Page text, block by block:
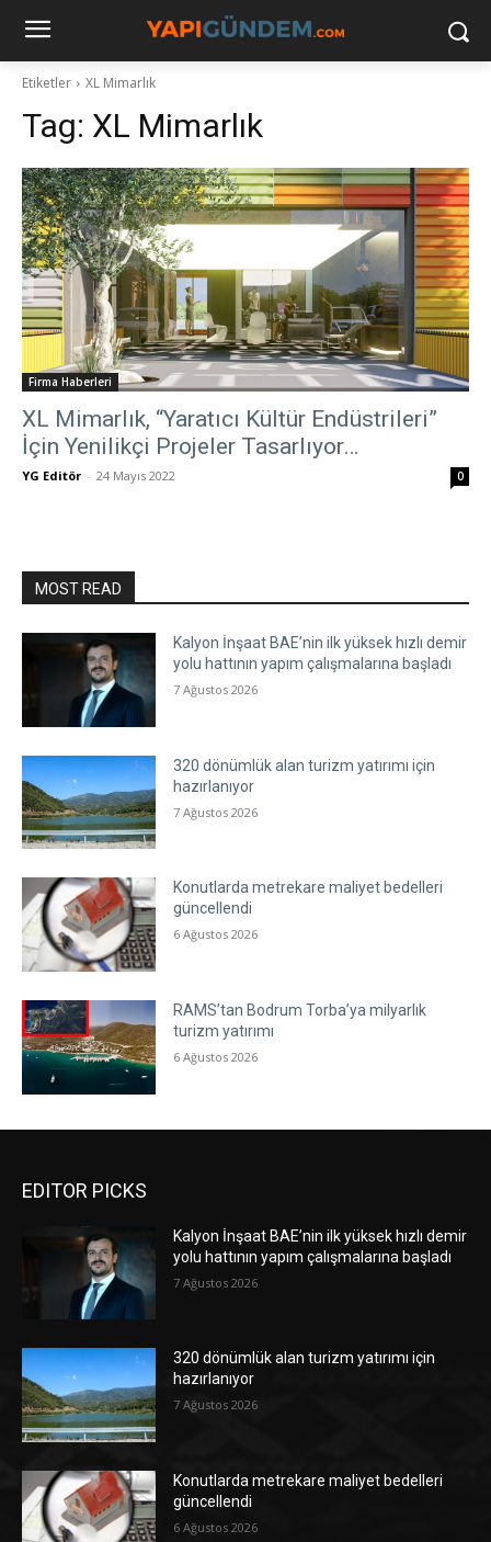
Etiketler XL Mimarlık
Tag: XL Mimarlık
Firma Haberleri
XL Mimarlık, “Yaratıcı Kültür Endüstrileri”
İçin Yenilikçi Projeler Tasarlıyor…
YG Editör - 24 Mayıs 2022 0
MOST READ
Kalyon İnşaat BAE’nin ilk yüksek hızlı demir
yolu hattının yapım çalışmalarına başladı
7 Ağustos 2026
320 dönümlük alan turizm yatırımı için
hazırlanıyor
7 Ağustos 2026
Konutlarda metrekare maliyet bedelleri
güncellendi
6 Ağustos 2026
RAMS’tan Bodrum Torba’ya milyarlık
turizm yatırımı
6 Ağustos 2026
EDITOR PICKS
Kalyon İnşaat BAE’nin ilk yüksek hızlı demir
yolu hattının yapım çalışmalarına başladı
7 Ağustos 2026
320 dönümlük alan turizm yatırımı için
hazırlanıyor
7 Ağustos 2026
Konutlarda metrekare maliyet bedelleri
güncellendi
6 Ağustos 2026